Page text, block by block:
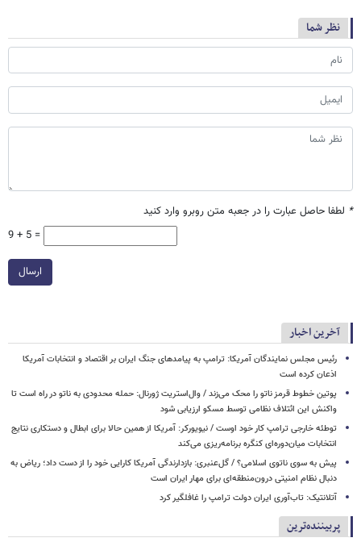
نظر شما
* لطفا حاصل عبارت را در جعبه متن روبرو وارد کنید
9 + 5 =
ارسال
آخرین اخبار
رئیس مجلس نمایندگان آمریکا: ترامپ به پیامدهای جنگ ایران بر اقتصاد و انتخابات آمریکا
اذعان کرده است
پوتین خطوط قرمز ناتو را محک می‌زند / وال‌استریت ژورنال: حمله محدودی به ناتو در راه است تا
واکنش این ائتلاف نظامی توسط مسکو ارزیابی شود
توطئه خارجی ترامپ کار خود اوست / نیویورکر: آمریکا از همین حالا برای ابطال و دستکاری نتایج
انتخابات میان‌دوره‌ای کنگره برنامه‌ریزی می‌کند
پیش به سوی ناتوی اسلامی؟ / گل‌عنبری: بازدارندگی آمریکا کارایی خود را از دست داد؛ ریاض به
دنبال نظام امنیتی درون‌منطقه‌ای برای مهار ایران است
آتلانتیک: تاب‌آوری ایران دولت ترامپ را غافلگیر کرد
پربیننده‌ترین